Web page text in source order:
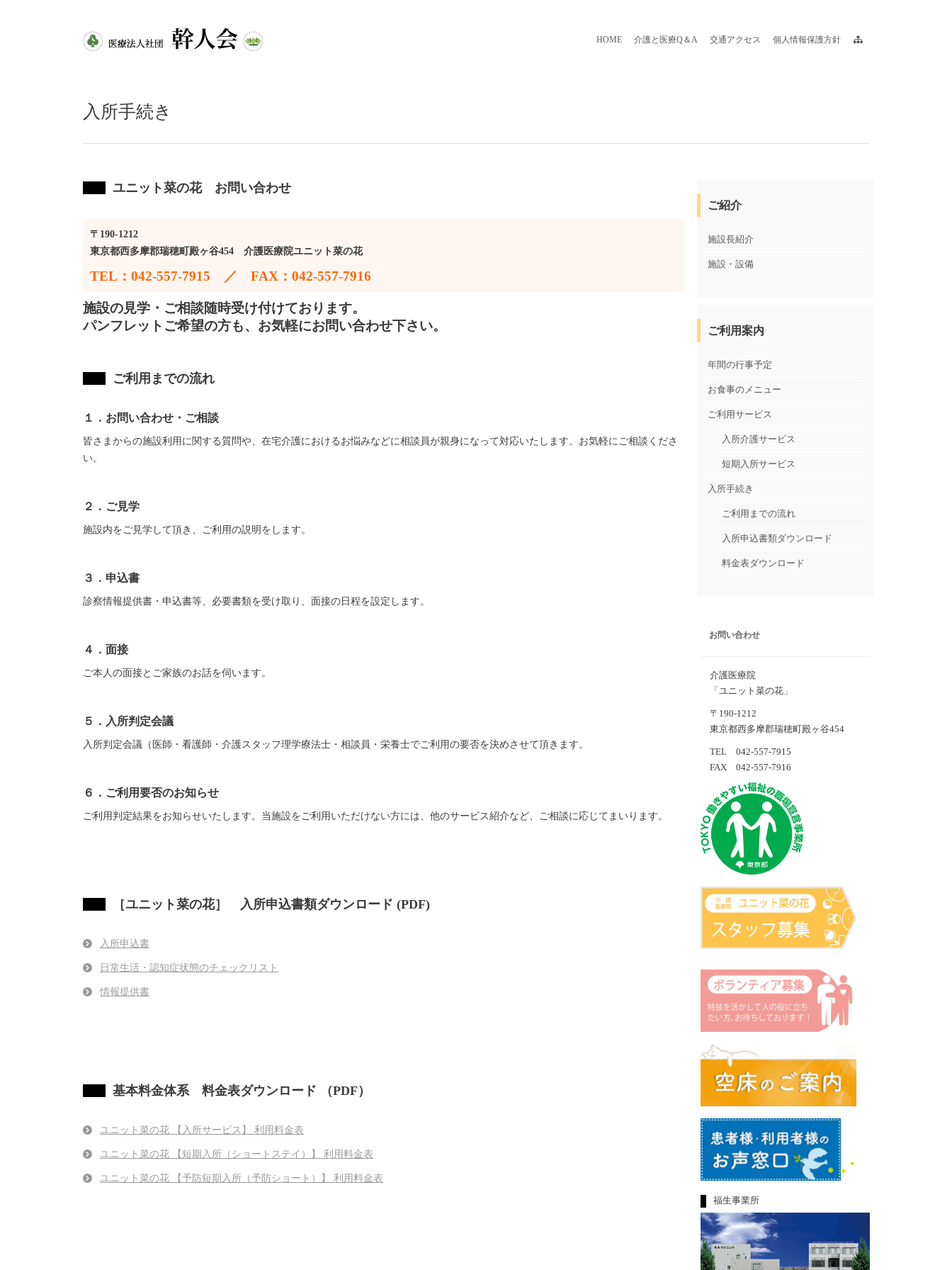
HOME 介護と医療Q＆A 交通アクセス 個人情報保護方針
入所手続き
ユニット菜の花 お問い合わせ
〒190-1212
東京都西多摩郡瑞穂町殿ヶ谷454 介護医療院ユニット菜の花
TEL：042-557-7915 ／ FAX：042-557-7916
施設の見学・ご相談随時受け付けております。
パンフレットご希望の方も、お気軽にお問い合わせ下さい。
ご利用までの流れ
１．お問い合わせ・ご相談
皆さまからの施設利用に関する質問や、在宅介護におけるお悩みなどに相談員が親身になって対応いたします。お気軽にご相談くださ
い。
２．ご見学
施設内をご見学して頂き、ご利用の説明をします。
３．申込書
診察情報提供書・申込書等、必要書類を受け取り、面接の日程を設定します。
４．面接
ご本人の面接とご家族のお話を伺います。
５．入所判定会議
入所判定会議（医師・看護師・介護スタッフ理学療法士・相談員・栄養士でご利用の要否を決めさせて頂きます。
６．ご利用要否のお知らせ
ご利用判定結果をお知らせいたします。当施設をご利用いただけない方には、他のサービス紹介など、ご相談に応じてまいります。
［ユニット菜の花］ 入所申込書類ダウンロード (PDF)
入所申込書
日常生活・認知症状態のチェックリスト
情報提供書
基本料金体系 料金表ダウンロード （PDF）
ユニット菜の花 【入所サービス】 利用料金表
ユニット菜の花 【短期入所（ショートステイ）】 利用料金表
ユニット菜の花 【予防短期入所（予防ショート）】 利用料金表
ご紹介
施設長紹介
施設・設備
ご利用案内
年間の行事予定
お食事のメニュー
ご利用サービス
入所介護サービス
短期入所サービス
入所手続き
ご利用までの流れ
入所申込書類ダウンロード
料金表ダウンロード
お問い合わせ
介護医療院
「ユニット菜の花」
〒190-1212
東京都西多摩郡瑞穂町殿ヶ谷454
TEL 042-557-7915
FAX 042-557-7916
福生事業所